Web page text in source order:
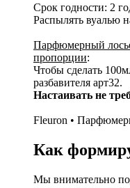
Срок годности: 2
Распылять вуалью
Парфюмерный
пропорции:
Чтобы сделать
разбавителя арт32.
Настаивать не
Fleuron •
Как
Мы внимательно